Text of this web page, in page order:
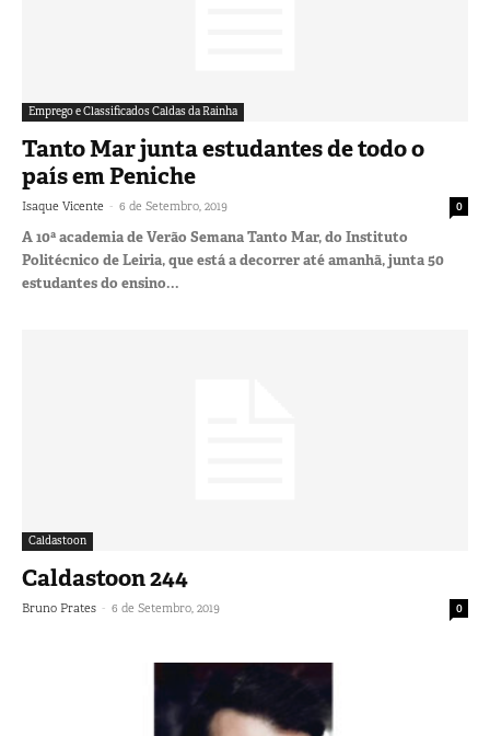
Emprego e Classificados Caldas da Rainha
Tanto Mar junta estudantes de todo o
país em Peniche
Isaque Vicente - 6 de Setembro, 2019 0
A 10ª academia de Verão Semana Tanto Mar, do Instituto
Politécnico de Leiria, que está a decorrer até amanhã, junta 50
estudantes do ensino...
Caldastoon
Caldastoon 244
Bruno Prates - 6 de Setembro, 2019 0